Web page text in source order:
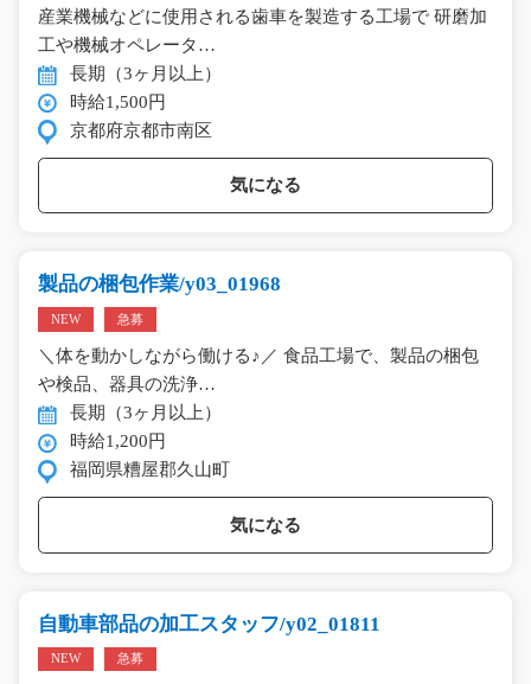
産業機械などに使用される歯車を製造する工場で 研磨加
工や機械オペレータ…
長期（3ヶ月以上）
時給1,500円
京都府京都市南区
気になる
製品の梱包作業/y03_01968
NEW 急募
＼体を動かしながら働ける♪／ 食品工場で、製品の梱包
や検品、器具の洗浄…
長期（3ヶ月以上）
時給1,200円
福岡県糟屋郡久山町
気になる
自動車部品の加工スタッフ/y02_01811
NEW 急募